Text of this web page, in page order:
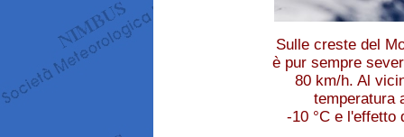
Sulle creste del
è pur sempre
80 km/h. Al
temperatura
-10 °C e l'effetto